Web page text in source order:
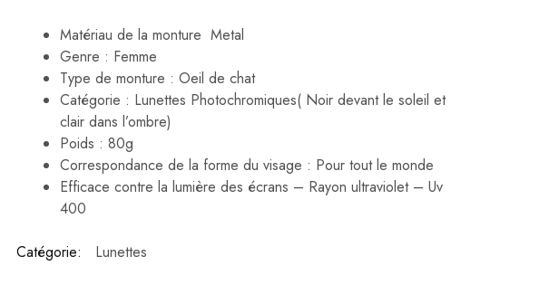
Matériau de la monture Metal
Genre : Femme
Type de monture : Oeil de chat
Catégorie : Lunettes Photochromiques( Noir devant le soleil et
clair dans l’ombre)
Poids : 80g
Correspondance de la forme du visage : Pour tout le monde
Efficace contre la lumière des écrans – Rayon ultraviolet – Uv
400
Catégorie: Lunettes